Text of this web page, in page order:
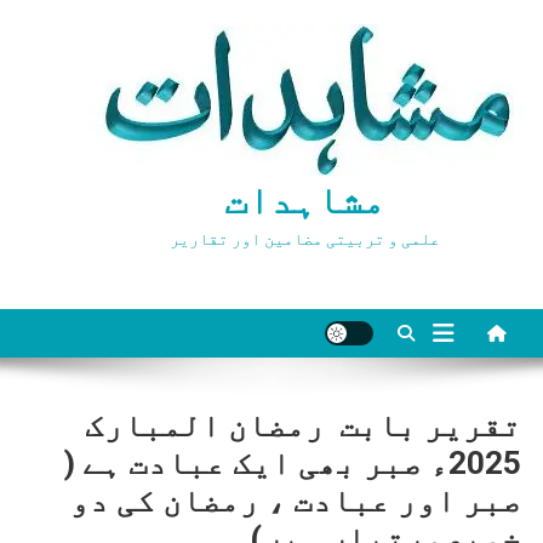
مشاہدات
علمی و تربیتی مضامین اور تقاریر
تقریر بابت رمضان المبارک
2025ء صبر بھی ایک عبادت ہے (
صبر اور عبادت ، رمضان کی دو